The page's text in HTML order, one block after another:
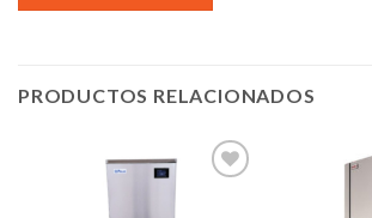
PRODUCTOS RELACIONADOS